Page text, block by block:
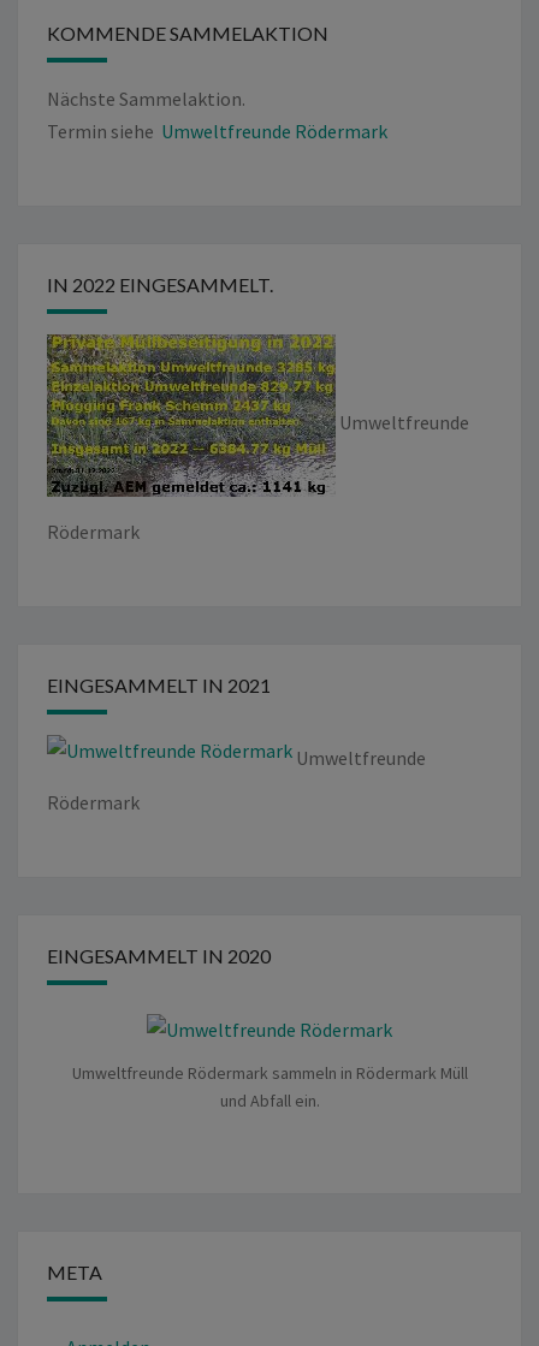
KOMMENDE SAMMELAKTION
Nächste Sammelaktion.
Termin siehe Umweltfreunde Rödermark
IN 2022 EINGESAMMELT.
Umweltfreunde
Rödermark
EINGESAMMELT IN 2021
Umweltfreunde
Rödermark
EINGESAMMELT IN 2020
Umweltfreunde Rödermark sammeln in Rödermark Müll
und Abfall ein.
META